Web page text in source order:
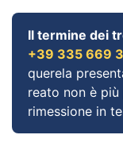
Il termine dei
+39 335 669
querela
reato non è
rimessione in